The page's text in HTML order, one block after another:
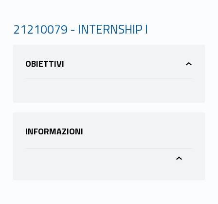
21210079 - INTERNSHIP I
OBIETTIVI
INFORMAZIONI